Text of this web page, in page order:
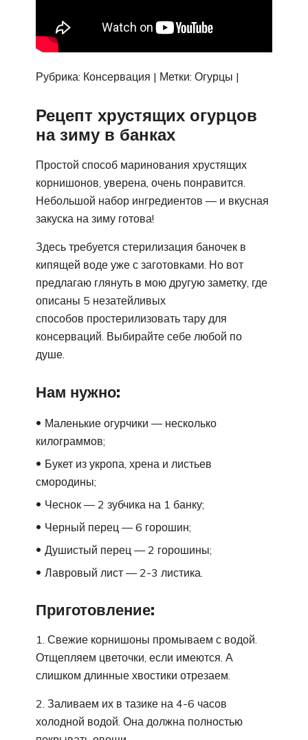
Рубрика: Консервация | Метки: Огурцы |
Рецепт хрустящих огурцов
на зиму в банках
Простой способ маринования хрустящих
корнишонов, уверена, очень понравится.
Небольшой набор ингредиентов — и вкусная
закуска на зиму готова!
Здесь требуется стерилизация баночек в
кипящей воде уже с заготовками. Но вот
предлагаю глянуть в мою другую заметку, где
описаны 5 незатейливых
способов простерилизовать тару для
консерваций. Выбирайте себе любой по
душе.
Нам нужно:
Маленькие огурчики — несколько
килограммов;
Букет из укропа, хрена и листьев
смородины;
Чеснок — 2 зубчика на 1 банку;
Черный перец — 6 горошин;
Душистый перец — 2 горошины;
Лавровый лист — 2-3 листика.
Приготовление:
1. Свежие корнишоны промываем с водой.
Отщепляем цветочки, если имеются. А
слишком длинные хвостики отрезаем.
2. Заливаем их в тазике на 4-6 часов
холодной водой. Она должна полностью